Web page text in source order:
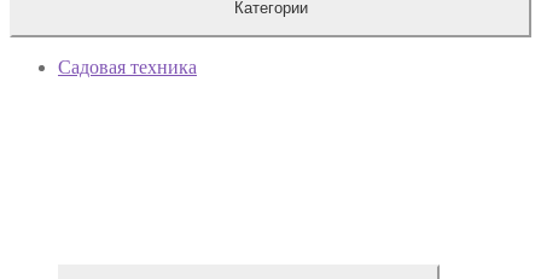
Категории
Садовая техника